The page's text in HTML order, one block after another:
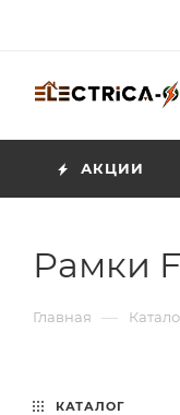
АКЦИИ
Рамки
Главная —
КАТАЛОГ